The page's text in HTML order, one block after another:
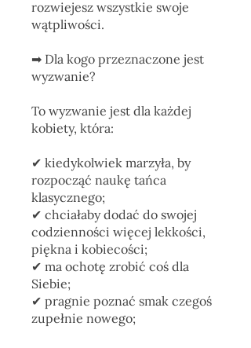
rozwiejesz wszystkie swoje
wątpliwości.
➡︎ Dla kogo przeznaczone jest
wyzwanie?
To wyzwanie jest dla każdej
kobiety, która:
✔︎ kiedykolwiek marzyła, by
rozpocząć naukę tańca
klasycznego;
✔︎ chciałaby dodać do swojej
codzienności więcej lekkości,
piękna i kobiecości;
✔︎ ma ochotę zrobić coś dla
Siebie;
✔︎ pragnie poznać smak czegoś
zupełnie nowego;